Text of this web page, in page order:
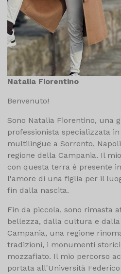
Natalia Fiorentino
Benvenuto!
Sono Natalia Fiorentino, una
professionista specializzata
multilingue a Sorrento,
regione della Campania. Il
con questa terra è presente
l'amore di una figlia per il
fin dalla nascita.
Fin da piccola, sono rimasta
bellezza, dalla cultura e
Campania, una regione
tradizioni, i monumenti storici
mozzafiato. Il mio percorso
portata all'Università